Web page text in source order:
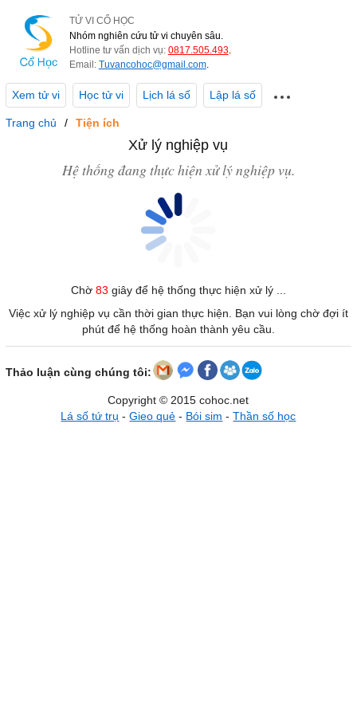
TỬ VI CỔ HỌC
Nhóm nghiên cứu tử vi chuyên sâu.
Hotline tư vấn dịch vụ: 0817.505.493.
Email: Tuvancohoc@gmail.com.
Xem tử vi Học tử vi Lịch lá số Lập lá số
Trang chủ Tiện ích
Xử lý nghiệp vụ
Hệ thống đang thực hiện xử lý nghiệp vụ.
Chờ 83 giây để hệ thống thực hiện xử lý ...
Việc xử lý nghiệp vụ cần thời gian thực hiện. Bạn vui lòng chờ đợi ít
phút để hệ thống hoàn thành yêu cầu.
Thảo luận cùng chúng tôi:
Copyright © 2015 cohoc.net
Lá số tứ trụ -Gieo quẻ - Bói sim -Thần số học